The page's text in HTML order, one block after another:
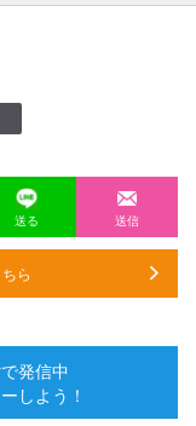
送る 送信
ら
発信中
しよう！